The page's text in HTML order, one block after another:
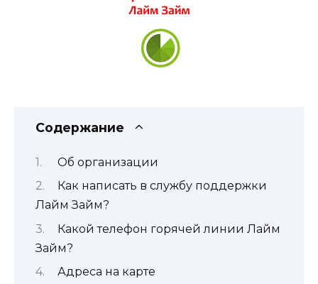
Содержание
Об организации
Как написать в службу поддержки
Лайм Займ?
Какой телефон горячей линии Лайм
Займ?
Адреса на карте